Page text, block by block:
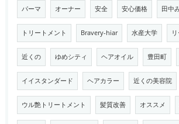
パーマ オーナー 安全 安心価格 田中
トリートメント Bravery-hiar 水産大学
近くの ゆめシティ ヘアオイル 豊田町
イイスタンダード ヘアカラー 近くの美容院
ウル艶トリートメント 髪質改善 オススメ